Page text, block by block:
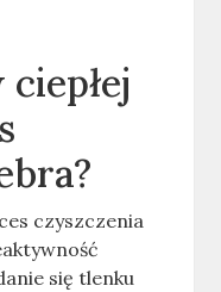
czyszczenia
się tlenku